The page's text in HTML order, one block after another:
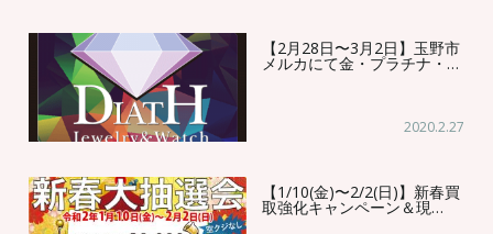
【2月28日〜3月2日】玉野市
メルカにて金・プラチナ・…
2020.2.27
【1/10(金)〜2/2(日)】新春買
取強化キャンペーン＆現…